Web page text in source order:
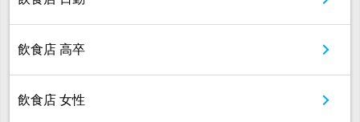
飲食店 高卒
飲食店 女性